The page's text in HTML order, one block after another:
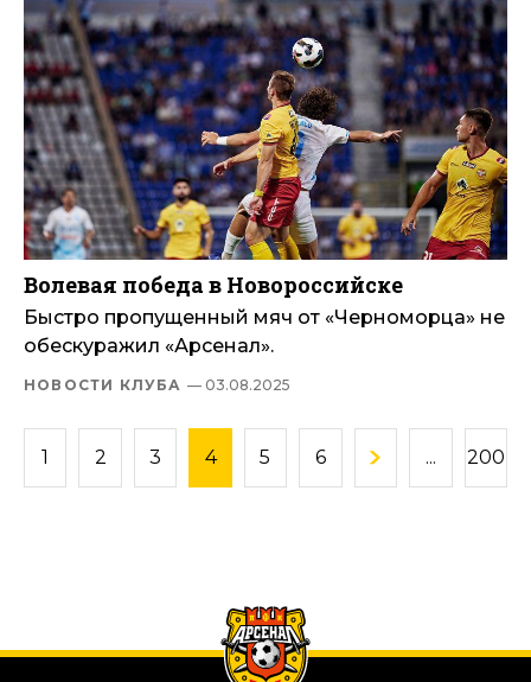
Волевая победа в Новороссийске
Быстро пропущенный мяч от «Черноморца» не
обескуражил «Арсенал».
НОВОСТИ КЛУБА — 03.08.2025
1 2 3 4 5 6 ... 200